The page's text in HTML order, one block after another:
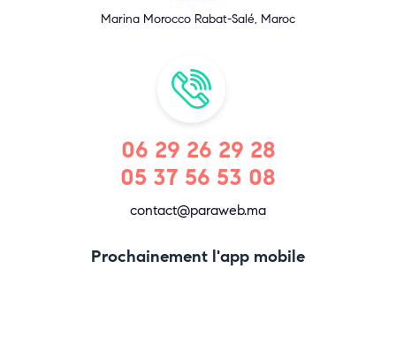
Marina Morocco Rabat-Salé, Maroc
06 29 26 29 28
05 37 56 53 08
contact@paraweb.ma
Prochainement l'app mobile